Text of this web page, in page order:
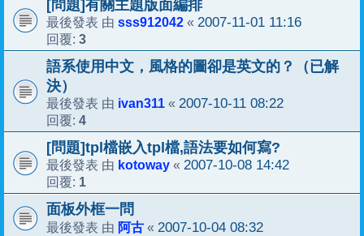
[問題]有關主題版面編排
最後發表 由 sss912042 « 2007-11-01 11:16
回覆: 3
語系使用中文，風格的圖卻是英文的？（已解
決）
最後發表 由 ivan311 « 2007-10-11 08:22
回覆: 4
[問題]tpl檔嵌入tpl檔,語法要如何寫?
最後發表 由 kotoway « 2007-10-08 14:42
回覆: 1
面板外框一問
最後發表 由 阿古 « 2007-10-04 08:32